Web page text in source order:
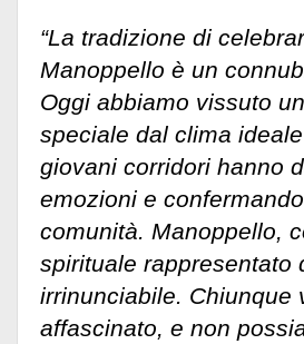
“La tradizione di
Manoppello è un
Oggi abbiamo vissuto
speciale dal clima
giovani corridori hanno
emozioni e
comunità. Manoppello,
spirituale rappresentato
irrinunciabile. Chiunque
affascinato, e non